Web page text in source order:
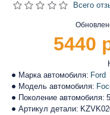
Марка автомобиля: Ford
Модель автомобиля:
Поколение автомобиля:
Артикул детали:
Всего
5440